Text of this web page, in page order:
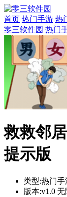
首页 热门手游 热
零三软件园 热门
救救邻
提示版
类型:热门手
版本:v1.0